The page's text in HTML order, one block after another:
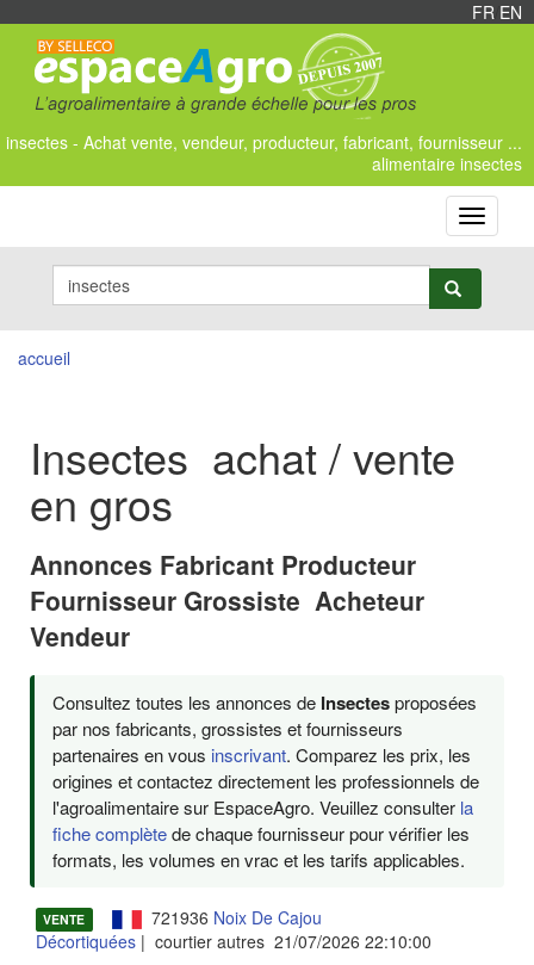
FR EN
insectes - Achat vente, vendeur, producteur, fabricant, fournisseur ...
alimentaire insectes
Toggle
accueil
Insectes achat / vente
en gros
Annonces Fabricant Producteur
Fournisseur Grossiste Acheteur
Vendeur
Consultez toutes les annonces de Insectesproposées
par nos fabricants, grossistes et fournisseurs
partenaires en vous inscrivant. Comparez les prix, les
origines et contactez directement les professionnels de
l'agroalimentaire sur EspaceAgro. Veuillez consulter la
fiche complètede chaque fournisseur pour vérifier les
formats, les volumes en vrac et les tarifs applicables.
VENTE 721936 Noix De Cajou
Décortiquées | courtier autres 21/07/2026 22:10:00